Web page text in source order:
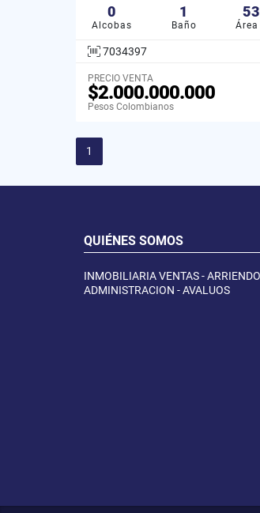
0
Alcobas
1
Baño Área
7034397
PRECIO VENTA
$2.000.000.000
Pesos Colombianos
1
QUIÉNES SOMOS
INMOBILIARIA VENTAS -
ADMINISTRACION - AVALUOS